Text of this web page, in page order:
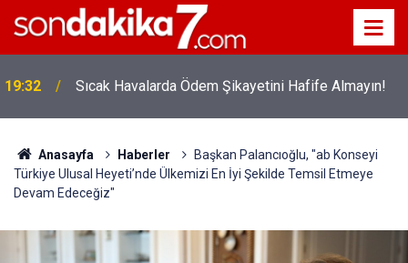
19:32 Sıcak Havalarda Ödem Şikayetini Hafife Almayın!
Anasayfa Haberler
Başkan Palancıoğlu, "ab Konseyi
Türkiye Ulusal Heyeti’nde Ülkemizi En İyi Şekilde Temsil Etmeye
Devam Edeceğiz"